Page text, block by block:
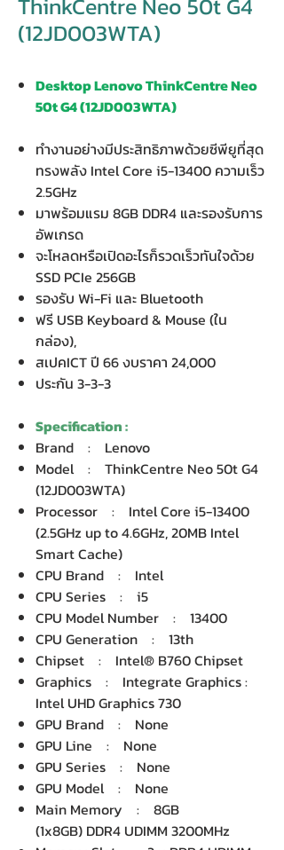
(12JD003WTA)
Desktop Lenovo ThinkCentre Neo
50t G4 (12JD003WTA)
ทำงานอย่างมีประสิทธิภาพด้วยซีพียูที่สุด
ทรงพลัง Intel Core i5-13400 ความเร็ว
2.5GHz
มาพร้อมแรม 8GB DDR4 และรองรับการ
อัพเกรด
จะโหลดหรือเปิดอะไรก็รวดเร็วทันใจด้วย
SSD PCIe 256GB
รองรับ Wi-Fi และ Bluetooth
ฟรี USB Keyboard & Mouse (ใน
กล่อง),
สเปคICT ปี 66 งบราคา 24,000
ประกัน 3-3-3
Specification :
Brand : Lenovo
Model : ThinkCentre Neo 50t G4
(12JD003WTA)
Processor : Intel Core i5-13400
(2.5GHz up to 4.6GHz, 20MB Intel
Smart Cache)
CPU Brand : Intel
CPU Series : i5
CPU Model Number : 13400
CPU Generation : 13th
Chipset : Intel® B760 Chipset
Graphics : Integrate Graphics :
Intel UHD Graphics 730
GPU Brand : None
GPU Line : None
GPU Series : None
GPU Model : None
Main Memory : 8GB
(1x8GB) DDR4 UDIMM 3200MHz